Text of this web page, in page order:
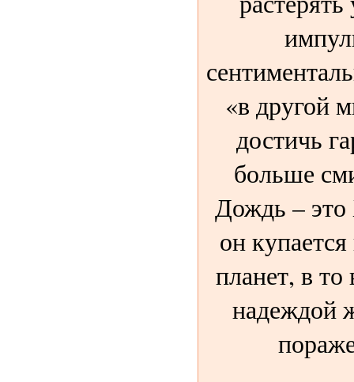
«в другой
достичь
больше
Дождь – это
он
планет, в то
надеждой